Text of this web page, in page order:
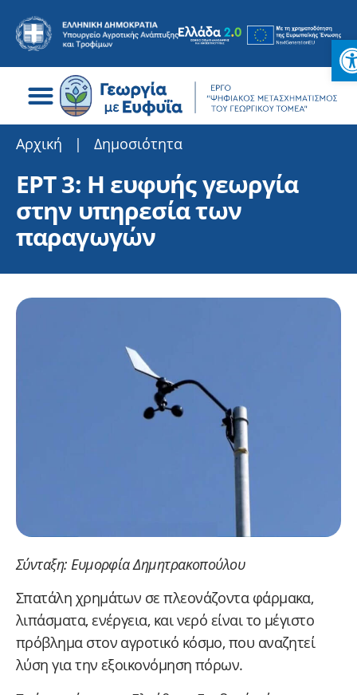
Αρχική | Δημοσιότητα
ΕΡΤ 3: Η ευφυής γεωργία
στην υπηρεσία των
παραγωγών
Σύνταξη: Ευμορφία Δημητρακοπούλου
Σπατάλη χρημάτων σε πλεονάζοντα φάρμακα,
λιπάσματα, ενέργεια, και νερό είναι το μέγιστο
πρόβλημα στον αγροτικό κόσμο, που αναζητεί
λύση για την εξοικονόμηση πόρων.